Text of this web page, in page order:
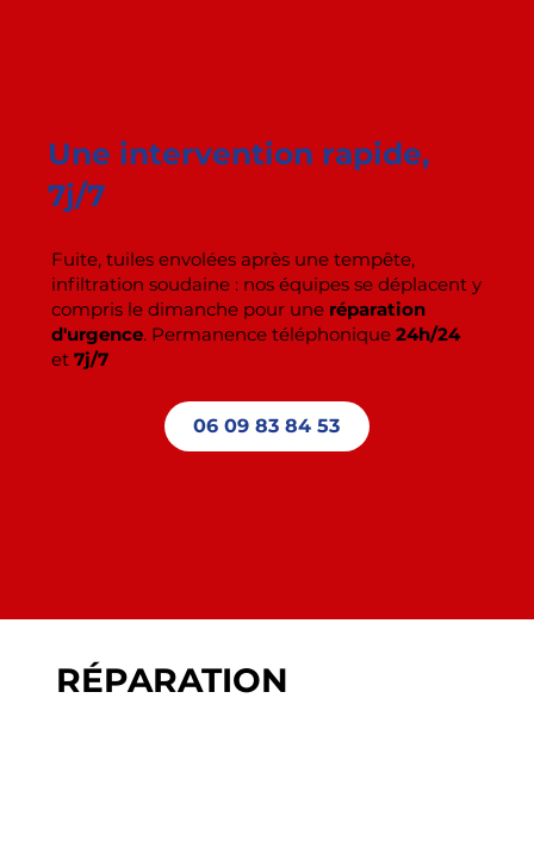
RÉPARATION
Une intervention rapide,
7j/7
Fuite, tuiles envolées après une tempête,
infiltration soudaine : nos équipes se déplacent y
compris le dimanche pour une réparation
d'urgence. Permanence téléphonique24h/24
et7j/7
06 09 83 84 53